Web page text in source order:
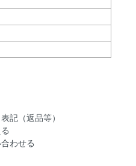
記（返品等）
わせる